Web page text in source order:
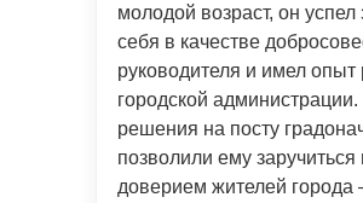
молодой возраст, он
себя в качестве
руководителя и имел опыт
городской
решения на посту
позволили ему
доверием жителей города